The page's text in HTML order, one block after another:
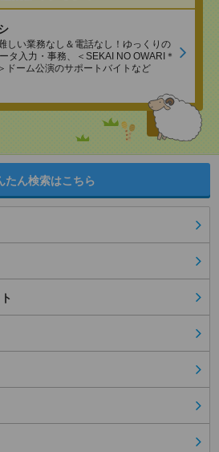
しい業務なし＆電話なし！ゆっくりの
タ入力・事務、＜SEKAI NO OWARI＊
ドーム公演のサポートバイトなど
たん検索はこちら